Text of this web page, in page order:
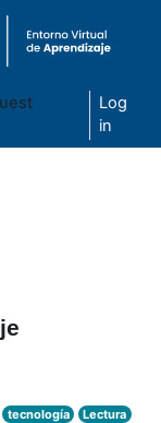
Log
in
tecnología
Lectura